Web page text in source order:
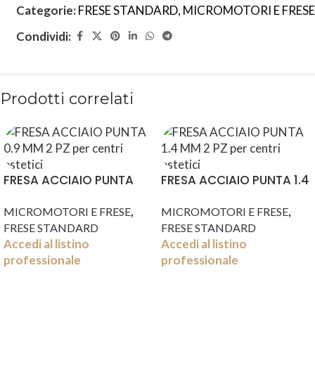
Categorie:FRESE STANDARD, MICROMOTORI E FRESE
Condividi:
Prodotti correlati
FRESA ACCIAIO PUNTA
MICROMOTORI E FRESE,
FRESE STANDARD
Accedi al listino
professionale
FRESA ACCIAIO PUNTA 1.4
MICROMOTORI E FRESE,
FRESE STANDARD
Accedi al listino
professionale